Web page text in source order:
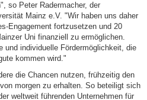
so Peter Radermacher, der
Mainz e.V. "Wir haben uns daher
Engagement fortzusetzen und 20
Uni finanziell zu ermöglichen.
und individuelle Fördermöglichkeit, die
kommen wird."
die Chancen nutzen, frühzeitig den
morgen zu erhalten. So beteiligt sich
weltweit führenden Unternehmen für